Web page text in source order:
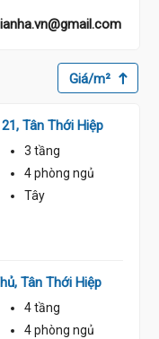
Giá/m²
Tân Thới Hiệp
3 tầng
4 phòng ngủ
Tây
Tân Thới Hiệp
4 tầng
4 phòng ngủ